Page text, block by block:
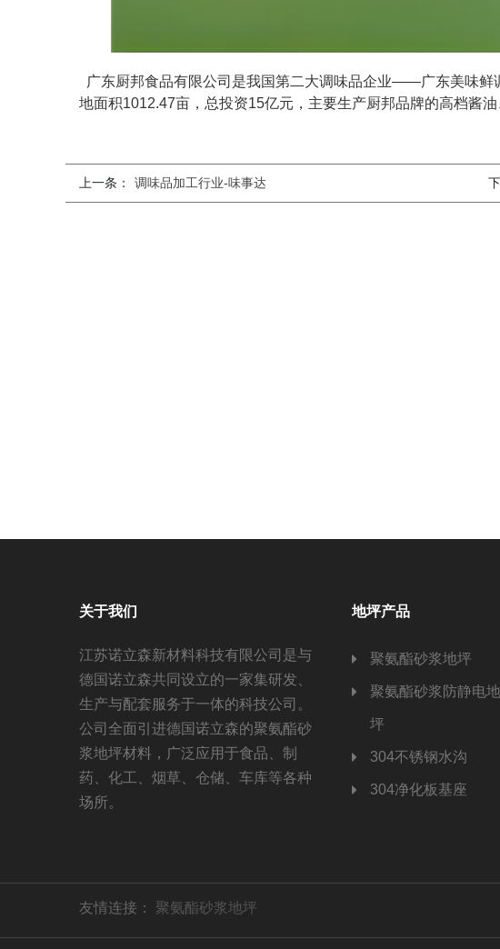
广东厨邦食品有限公司是我国第二大调味品企业——广东美味鲜
地面积1012.47亩，总投资15亿元，主要生产厨邦品牌的高档酱油
上一条： 调味品加工行业-味事达
关于我们
江苏诺立森新材料科技有限公司是与
德国诺立森共同设立的一家集研发、
生产与配套服务于一体的科技公司。
公司全面引进德国诺立森的聚氨酯砂
浆地坪材料，广泛应用于食品、制
药、化工、烟草、仓储、车库等各种
场所。
地坪产品
聚氨酯砂浆地坪
聚氨酯砂浆防静电地
坪
304不锈钢水沟
304净化板基座
友情连接： 聚氨酯砂浆地坪